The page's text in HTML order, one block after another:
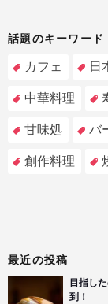
話題のキーワード
カフェ 日
中華料理
甘味処 バ
創作料理
最近の投稿
目指し
到！